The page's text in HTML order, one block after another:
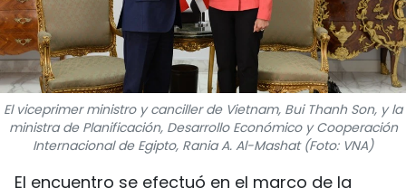
¿QUIÉNES SOMOS?
TIẾNG VIỆT
ENGLISH
El viceprimer ministro y canciller de Vietnam, Bui Thanh Son, y la
ministra de Planificación, Desarrollo Económico y Cooperación
Internacional de Egipto, Rania A. Al-Mashat (Foto: VNA)
El encuentro se efectuó en el marco de la